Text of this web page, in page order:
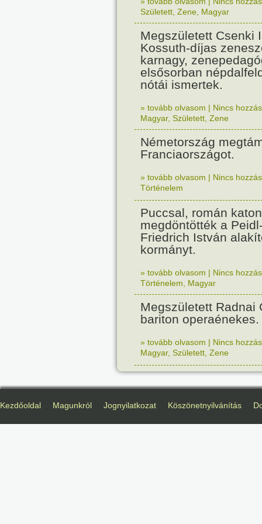
Született Zene Magyar
Megszületett Csenki
Kossuth-díjas
karnagy,
elsősorban
nótái ismertek.
» tovább olvasom | Nincs
Magyar, Született Zene
Németország
Franciaországot.
» tovább olvasom | Nincs
Történelem
Puccsal, román
megdöntötték a
Friedrich István
kormányt.
» tovább olvasom | Nincs
Történelem
Magyar
Megszületett Radnai
bariton operaénekes.
» tovább olvasom | Nincs
Magyar, Született Zene
Kezdőoldal Magunkról Jognyilatkozat Köszönetnyilvánítás